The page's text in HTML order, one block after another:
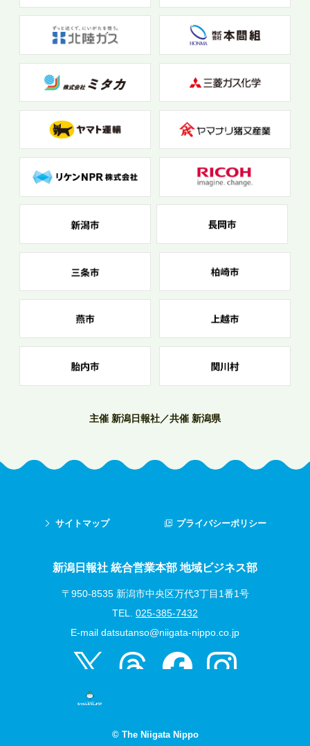
主催 新潟日報社／共催 新潟県
新潟日報社 統合営業本部 地域ビジネス部
〒950-8535 新潟市中央区万代3丁目1番1号
TEL. 025-385-7432
E-mail datsutanso@niigata-nippo.co.jp
サイトマップ プライバシーポリシー
© The Niigata Nippo